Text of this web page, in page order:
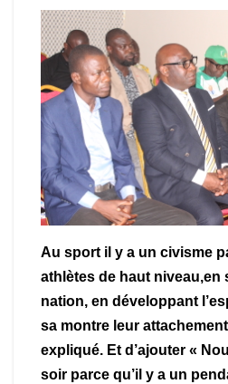
Au sport il y a un civisme
athlètes de haut niveau,en
nation, en développant
sa montre leur
expliqué. Et d’ajouter «
soir parce qu’il y a un